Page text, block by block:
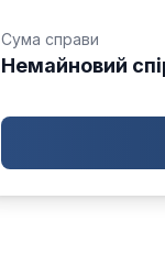
Сума справи
Немайновий